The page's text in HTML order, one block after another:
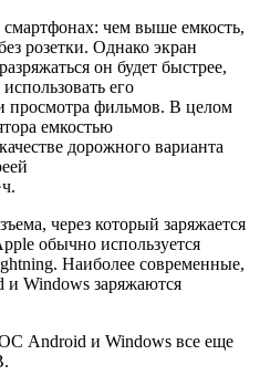
чем выше емкость,
розетки. Однако экран
он будет быстрее,
его
просмотра фильмов. В целом
емкостью
дорожного варианта
через который заряжается
обычно используется
Наиболее современные,
Windows заряжаются
Android и Windows все еще